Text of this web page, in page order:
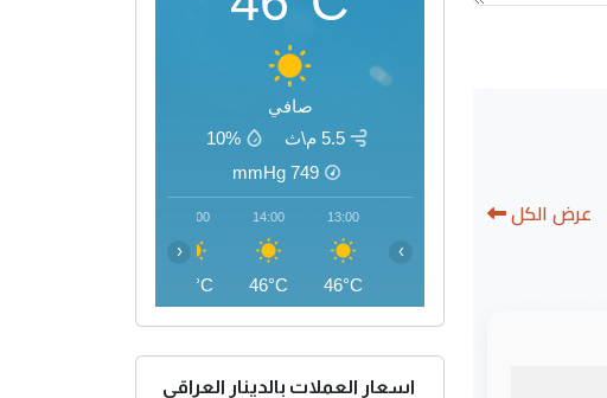
عرض الكل
صافي
5.5 م\ث
10%
749
mmHg
13:00
46°C
14:00
46°C
15:00
46°C
‹ ›
اسعار العملات بالدينار العراقي